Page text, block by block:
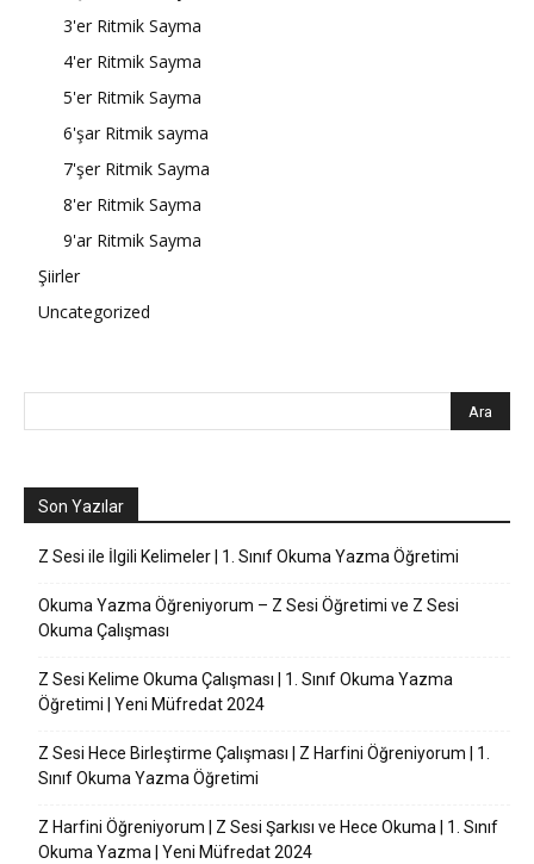
3'er Ritmik Sayma
4'er Ritmik Sayma
5'er Ritmik Sayma
6'şar Ritmik sayma
7'şer Ritmik Sayma
8'er Ritmik Sayma
9'ar Ritmik Sayma
Şiirler
Uncategorized
Son Yazılar
Z Sesi ile İlgili Kelimeler | 1. Sınıf Okuma Yazma Öğretimi
Okuma Yazma Öğreniyorum – Z Sesi Öğretimi ve Z Sesi
Okuma Çalışması
Z Sesi Kelime Okuma Çalışması | 1. Sınıf Okuma Yazma
Öğretimi | Yeni Müfredat 2024
Z Sesi Hece Birleştirme Çalışması | Z Harfini Öğreniyorum | 1.
Sınıf Okuma Yazma Öğretimi
Z Harfini Öğreniyorum | Z Sesi Şarkısı ve Hece Okuma | 1. Sınıf
Okuma Yazma | Yeni Müfredat 2024